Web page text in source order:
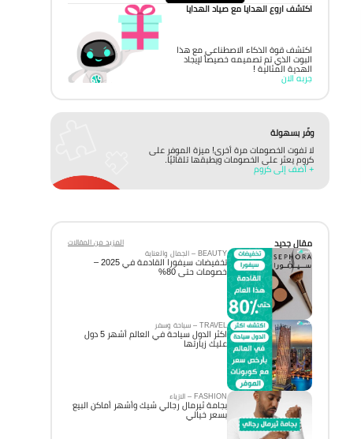
اكتشف اروع الهدايا مع صياد الهدايا
اكتشف قوة الذكاء الاصطناعي مع هذا
البوت الذي تم تصميمه خصيصاً لإيجاد
الهدية المثالية !
جربه الان
وفّر بسهولة
لا تفوت الخصومات مرة أخرى! ميزة الموفر على
كروم يعثر على الخصومات ويطبقها تلقائيًا.
+ أضف إلى كروم
مقال جديد
المزيد من المقالات
BEAUTY – الجمال والعناية
تخفيضات سيفورا القادمة في 2025 –
خصومات حتى 80%
TRAVEL – سياحة وسفر
اكثر الدول سياحة في العالم أشهر 5 دول
عليك زيارتها
FASHION – الازياء
بجامة ثيرمال رجالي شيك وأشهر أماكن البيع
بسعر خيالي